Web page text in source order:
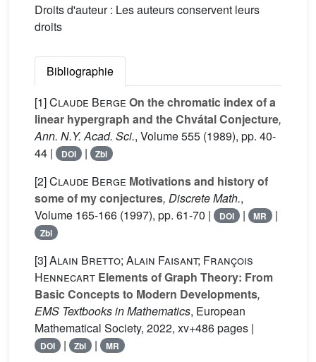
Droits d'auteur : Les auteurs conservent leurs
droits
Bibliographie
[1]Claude Berge On the chromatic index of a
linear hypergraph and the Chvátal Conjecture,
Ann. N.Y. Acad. Sci., Volume 555 (1989), pp. 40-
44 |
DOI | Zbl
[2]Claude Berge Motivations and history of
some of my conjectures, Discrete Math.,
Volume 165-166 (1997), pp. 61-70 | DOI | MR |
Zbl
[3]Alain Bretto; Alain Faisant; François
Hennecart Elements of Graph Theory: From
Basic Concepts to Modern Developments,
EMS Textbooks in Mathematics, European
Mathematical Society, 2022, xv+486 pages |
DOI | Zbl | MR